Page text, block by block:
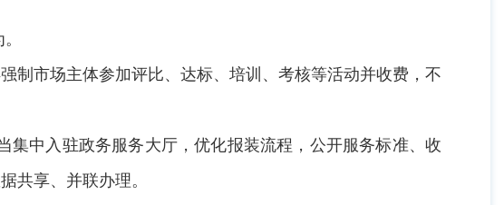
制市场主体参加评比、达标、培训、考核等活动并收费，不
中入驻政务服务大厅，优化报装流程，公开服务标准、收
共享、并联办理。